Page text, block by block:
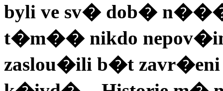
byli ve sv� dob�
t�m�� nikdo
zaslou�ili b�t zavr�eni